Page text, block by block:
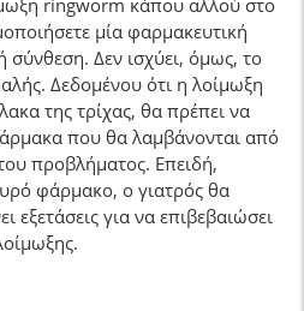
μία φαρμακευτική
σύνθεση. Δεν ισχύει, όμως, το
Δεδομένου ότι η λοίμωξη
της τρίχας, θα πρέπει να
που θα λαμβάνονται από
προβλήματος. Επειδή,
φάρμακο, ο γιατρός θα
εξετάσεις για να επιβεβαιώσει